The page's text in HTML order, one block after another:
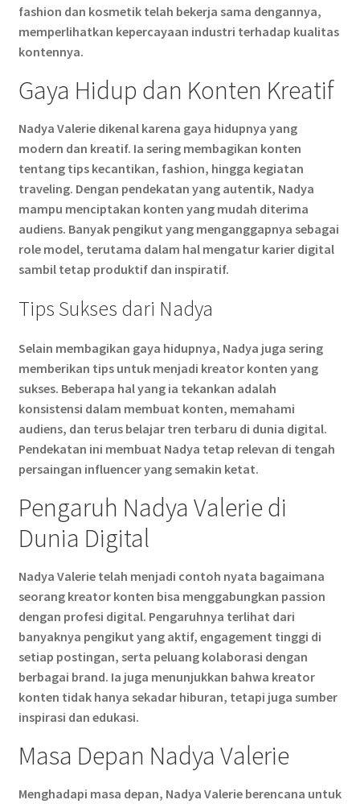
fashion dan kosmetik telah bekerja sama dengannya,
memperlihatkan kepercayaan industri terhadap kualitas
kontennya.
Gaya Hidup dan Konten Kreatif
Nadya Valerie dikenal karena gaya hidupnya yang
modern dan kreatif. Ia sering membagikan konten
tentang tips kecantikan, fashion, hingga kegiatan
traveling. Dengan pendekatan yang autentik, Nadya
mampu menciptakan konten yang mudah diterima
audiens. Banyak pengikut yang menganggapnya sebagai
role model, terutama dalam hal mengatur karier digital
sambil tetap produktif dan inspiratif.
Tips Sukses dari Nadya
Selain membagikan gaya hidupnya, Nadya juga sering
memberikan tips untuk menjadi kreator konten yang
sukses. Beberapa hal yang ia tekankan adalah
konsistensi dalam membuat konten, memahami
audiens, dan terus belajar tren terbaru di dunia digital.
Pendekatan ini membuat Nadya tetap relevan di tengah
persaingan influencer yang semakin ketat.
Pengaruh Nadya Valerie di
Dunia Digital
Nadya Valerie telah menjadi contoh nyata bagaimana
seorang kreator konten bisa menggabungkan passion
dengan profesi digital. Pengaruhnya terlihat dari
banyaknya pengikut yang aktif, engagement tinggi di
setiap postingan, serta peluang kolaborasi dengan
berbagai brand. Ia juga menunjukkan bahwa kreator
konten tidak hanya sekadar hiburan, tetapi juga sumber
inspirasi dan edukasi.
Masa Depan Nadya Valerie
Menghadapi masa depan, Nadya Valerie berencana untuk